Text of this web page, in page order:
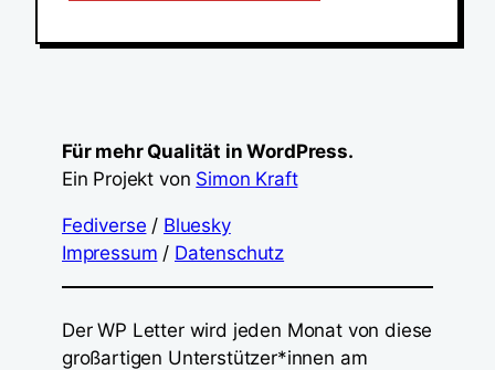
Für mehr Qualität in WordPress.
Ein Projekt von Simon Kraft
Fediverse / Bluesky
Impressum / Datenschutz
Der WP Letter wird jeden Monat von diese
großartigen Unterstützer*innen am